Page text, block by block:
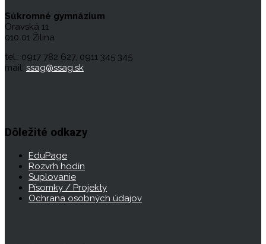
Súkromné gymnázium
Oravská 11
010 01 Žilina
tel.: 0917 782 627, 0911 345 345
mail: ssag@ssag.sk
Dôležité odkazy
EduPage
Rozvrh hodín
Suplovanie
Písomky / Projekty
Ochrana osobných údajov